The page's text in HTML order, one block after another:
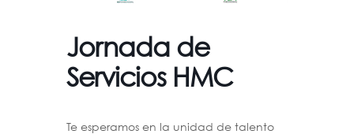
Jornada de
Servicios HMC
Te esperamos en la unidad de talento